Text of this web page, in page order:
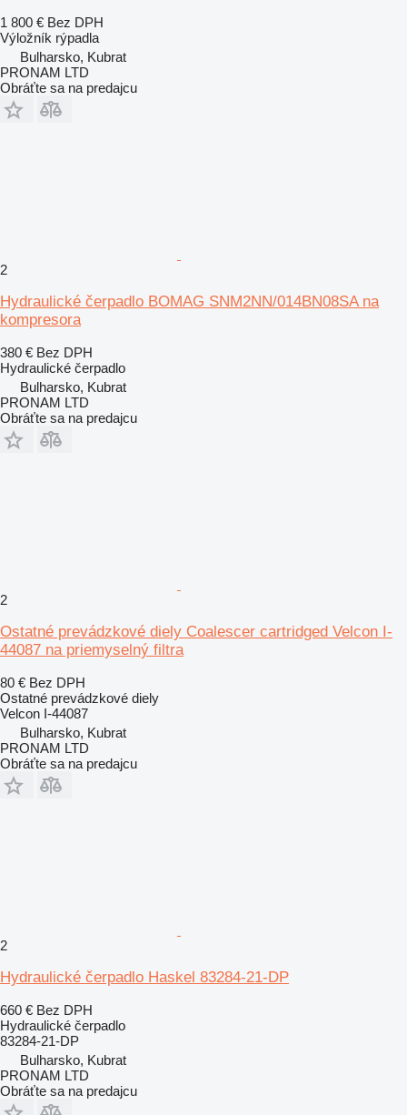
1 800 € Bez DPH
Výložník rýpadla
Bulharsko, Kubrat
PRONAM LTD
Obráťte sa na predajcu
2
Hydraulické čerpadlo BOMAG SNM2NN/014BN08SA na
kompresora
380 € Bez DPH
Hydraulické čerpadlo
Bulharsko, Kubrat
PRONAM LTD
Obráťte sa na predajcu
2
Ostatné prevádzkové diely Coalescer cartridged Velcon I-
44087 na priemyselný filtra
80 € Bez DPH
Ostatné prevádzkové diely
Velcon I-44087
Bulharsko, Kubrat
PRONAM LTD
Obráťte sa na predajcu
2
Hydraulické čerpadlo Haskel 83284-21-DP
660 € Bez DPH
Hydraulické čerpadlo
83284-21-DP
Bulharsko, Kubrat
PRONAM LTD
Obráťte sa na predajcu